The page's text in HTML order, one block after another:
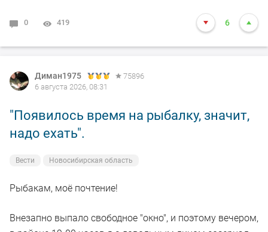
0 419 6
Диман1975
75896
6 августа 2026, 08:31
"Появилось время на рыбалку, значит,
надо ехать".
Вести Новосибирская область
Рыбакам, моё почтение!
Внезапно выпало свободное "окно", и поэтому вечером,